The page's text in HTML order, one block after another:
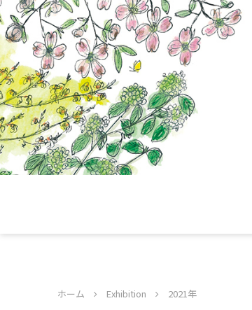
ホーム Exhibition 2021年